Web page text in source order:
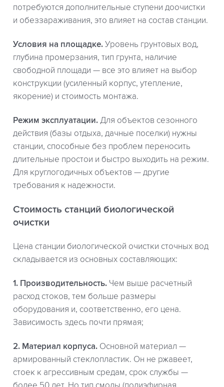
потребуются дополнительные ступени доочистки
и обеззараживания, это влияет на состав станции.
Условия на площадке. Уровень грунтовых вод,
глубина промерзания, тип грунта, наличие
свободной площади — все это влияет на выбор
конструкции (усиленный корпус, утепление,
якорение) и стоимость монтажа.
Режим эксплуатации. Для объектов сезонного
действия (базы отдыха, дачные поселки) нужны
станции, способные без проблем переносить
длительные простои и быстро выходить на режим.
Для круглогодичных объектов — другие
требования к надежности.
Стоимость станций биологической
очистки
Цена станции биологической очистки сточных вод
складывается из основных составляющих:
1. Производительность. Чем выше расчетный
расход стоков, тем больше размеры
оборудования и, соответственно, его цена.
Зависимость здесь почти прямая;
2. Материал корпуса. Основной материал —
армированный стеклопластик. Он не ржавеет,
стоек к агрессивным средам, срок службы —